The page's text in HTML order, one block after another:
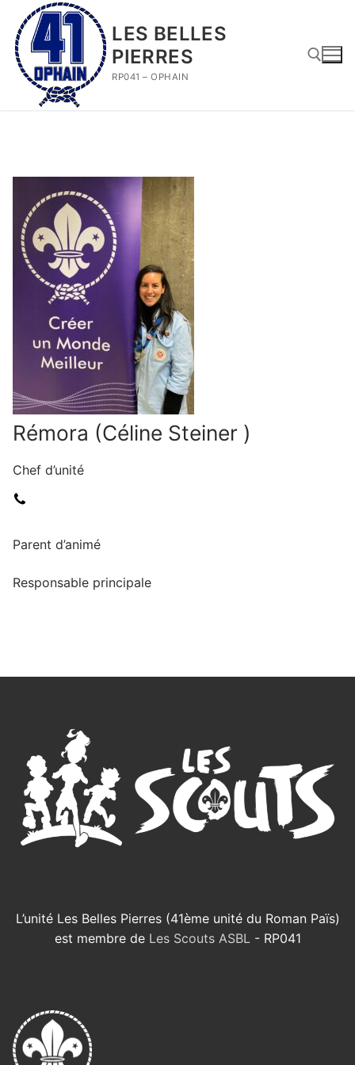
contenu
LES BELLES
PIERRES
RP041 – OPHAIN
Rémora (Céline Steiner )
Chef d’unité
Parent d’animé
Responsable principale
L’unité Les Belles Pierres (41ème unité du Roman Païs)
est membre de Les Scouts ASBL - RP041